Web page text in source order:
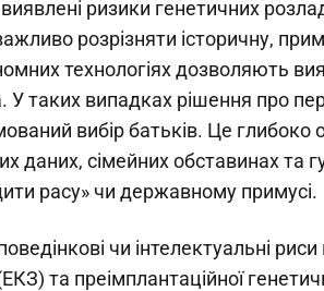
ризики генетичних
розрізняти історичну,
технологіях дозволяють
У таких випадках рішення про
вибір батьків. Це глибоко
даних, сімейних обставинах та
расу» чи державному примусі.
чи інтелектуальні риси
та преімплантаційної